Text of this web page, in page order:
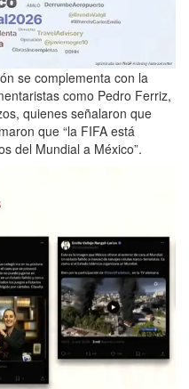
se complementa con la
como Pedro Ferriz,
quienes señalaron que
que “la FIFA está
del Mundial a México”.